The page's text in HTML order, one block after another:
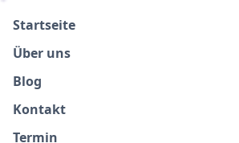
Startseite
Über uns
Blog
Kontakt
Termin